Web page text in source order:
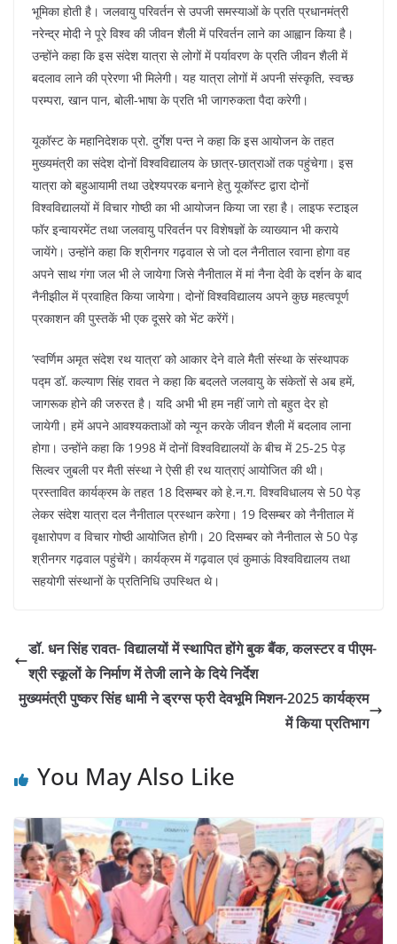
भूमिका होती है। जलवायु परिवर्तन से उपजी समस्याओं के प्रति प्रधानमंत्री
नरेन्द्र मोदी ने पूरे विश्व की जीवन शैली में परिवर्तन लाने का आह्वान किया है।
उन्होंने कहा कि इस संदेश यात्रा से लोगों में पर्यावरण के प्रति जीवन शैली में
बदलाव लाने की प्रेरणा भी मिलेगी। यह यात्रा लोगों में अपनी संस्कृति, स्वच्छ
परम्परा, खान पान, बोली-भाषा के प्रति भी जागरुकता पैदा करेगी।
यूकॉस्ट के महानिदेशक प्रो. दुर्गेश पन्त ने कहा कि इस आयोजन के तहत
मुख्यमंत्री का संदेश दोनों विश्वविद्यालय के छात्र-छात्राओं तक पहुंचेगा। इस
यात्रा को बहुआयामी तथा उद्देश्यपरक बनाने हेतु यूकॉस्ट द्वारा दोनों
विश्वविद्यालयों में विचार गोष्ठी का भी आयोजन किया जा रहा है। लाइफ स्टाइल
फॉर इन्वायरमेंट तथा जलवायु परिवर्तन पर विशेषज्ञों के व्याख्यान भी कराये
जायेंगे। उन्होंने कहा कि श्रीनगर गढ़वाल से जो दल नैनीताल रवाना होगा वह
अपने साथ गंगा जल भी ले जायेगा जिसे नैनीताल में मां नैना देवी के दर्शन के बाद
नैनीझील में प्रवाहित किया जायेगा। दोनों विश्वविद्यालय अपने कुछ महत्वपूर्ण
प्रकाशन की पुस्तकें भी एक दूसरे को भेंट करेंगें।
’स्वर्णिम अमृत संदेश रथ यात्रा’ को आकार देने वाले मैती संस्था के संस्थापक
पद्म डॉ. कल्याण सिंह रावत ने कहा कि बदलते जलवायु के संकेतों से अब हमें,
जागरूक होने की जरुरत है। यदि अभी भी हम नहीं जागे तो बहुत देर हो
जायेगी। हमें अपने आवश्यकताओं को न्यून करके जीवन शैली में बदलाव लाना
होगा। उन्होंने कहा कि 1998 में दोनों विश्वविद्यालयों के बीच में 25-25 पेड़
सिल्वर जुबली पर मैती संस्था ने ऐसी ही रथ यात्राएं आयोजित की थी।
प्रस्तावित कार्यक्रम के तहत 18 दिसम्बर को हे.न.ग. विश्वविधालय से 50 पेड़
लेकर संदेश यात्रा दल नैनीताल प्रस्थान करेगा। 19 दिसम्बर को नैनीताल में
वृक्षारोपण व विचार गोष्ठी आयोजित होगी। 20 दिसम्बर को नैनीताल से 50 पेड़
श्रीनगर गढ़वाल पहुंचेंगे। कार्यक्रम में गढ़वाल एवं कुमाऊं विश्वविद्यालय तथा
सहयोगी संस्थानों के प्रतिनिधि उपस्थित थे।
डॉ. धन सिंह रावत- विद्यालयों में स्थापित होंगे बुक बैंक, कलस्टर व पीएम-
श्री स्कूलों के निर्माण में तेजी लाने के दिये निर्देश
मुख्यमंत्री पुष्कर सिंह धामी ने ड्रग्स फ्री देवभूमि मिशन-2025 कार्यक्रम
में किया प्रतिभाग
You May Also Like